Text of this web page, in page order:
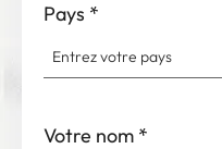
Pays *
Votre nom *